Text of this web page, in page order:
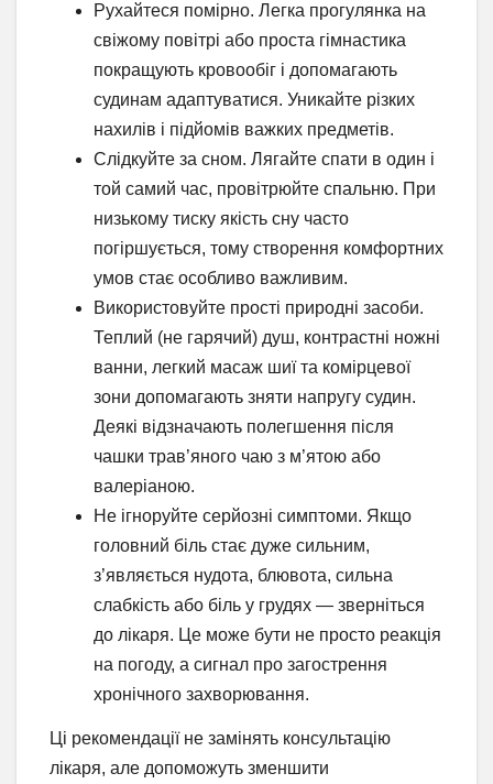
Рухайтеся помірно. Легка прогулянка на
свіжому повітрі або проста гімнастика
покращують кровообіг і допомагають
судинам адаптуватися. Уникайте різких
нахилів і підйомів важких предметів.
Слідкуйте за сном. Лягайте спати в один і
той самий час, провітрюйте спальню. При
низькому тиску якість сну часто
погіршується, тому створення комфортних
умов стає особливо важливим.
Використовуйте прості природні засоби.
Теплий (не гарячий) душ, контрастні ножні
ванни, легкий масаж шиї та комірцевої
зони допомагають зняти напругу судин.
Деякі відзначають полегшення після
чашки трав’яного чаю з м’ятою або
валеріаною.
Не ігноруйте серйозні симптоми. Якщо
головний біль стає дуже сильним,
з’являється нудота, блювота, сильна
слабкість або біль у грудях — зверніться
до лікаря. Це може бути не просто реакція
на погоду, а сигнал про загострення
хронічного захворювання.
Ці рекомендації не замінять консультацію
лікаря, але допоможуть зменшити